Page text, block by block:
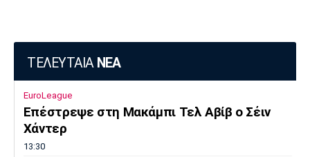
ΤΕΛΕΥΤΑΙΑ ΝΕΑ
EuroLeague
Επέστρεψε στη Μακάμπι Τελ Αβίβ ο Σέιν
Χάντερ
13:30